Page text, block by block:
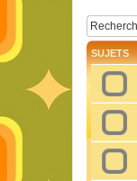
SUJETS